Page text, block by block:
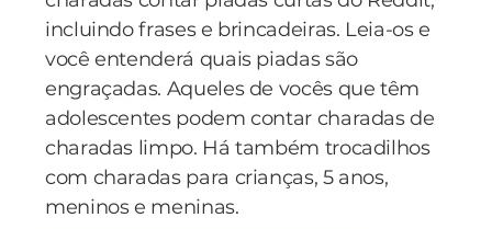
incluindo frases e brincadeiras. Leia-os e
você entenderá quais piadas são
engraçadas. Aqueles de vocês que têm
adolescentes podem contar charadas de
charadas limpo. Há também trocadilhos
com charadas para crianças, 5 anos,
meninos e meninas.